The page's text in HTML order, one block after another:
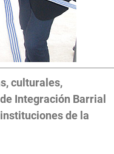
culturales,
Integración Barrial
de la